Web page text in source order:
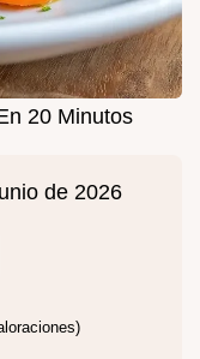
20 Minutos
de 2026